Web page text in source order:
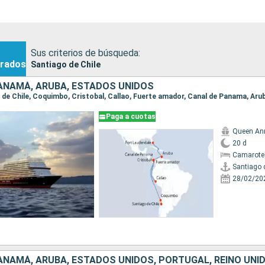
Sus criterios de búsqueda:
Santiago de Chile
ARUBA, ESTADOS UNIDOS
Paga a cuotas
Queen
20 d
Santiago
28/02/
ARUBA, ESTADOS UNIDOS, PORTUGAL, REINO